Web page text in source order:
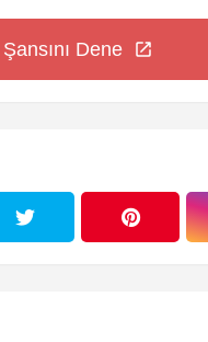
Şansını Dene